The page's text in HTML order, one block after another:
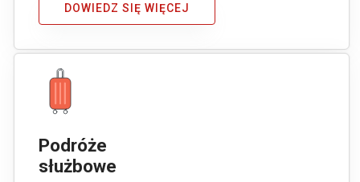
DOWIEDZ SIĘ WIĘCEJ
Podróże
służbowe